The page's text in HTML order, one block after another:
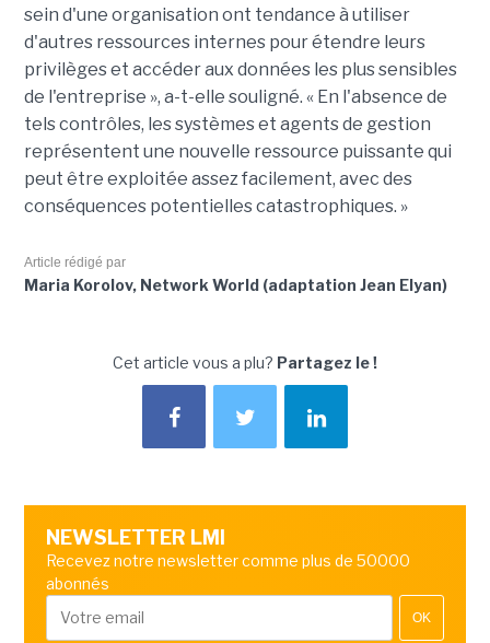
sein d'une organisation ont tendance à utiliser
d'autres ressources internes pour étendre leurs
privilèges et accéder aux données les plus sensibles
de l'entreprise », a-t-elle souligné. « En l'absence de
tels contrôles, les systèmes et agents de gestion
représentent une nouvelle ressource puissante qui
peut être exploitée assez facilement, avec des
conséquences potentielles catastrophiques. »
Article rédigé par
Maria Korolov, Network World (adaptation Jean Elyan)
Cet article vous a plu? Partagez le !
NEWSLETTER LMI
Recevez notre newsletter comme plus de 50000
abonnés
OK